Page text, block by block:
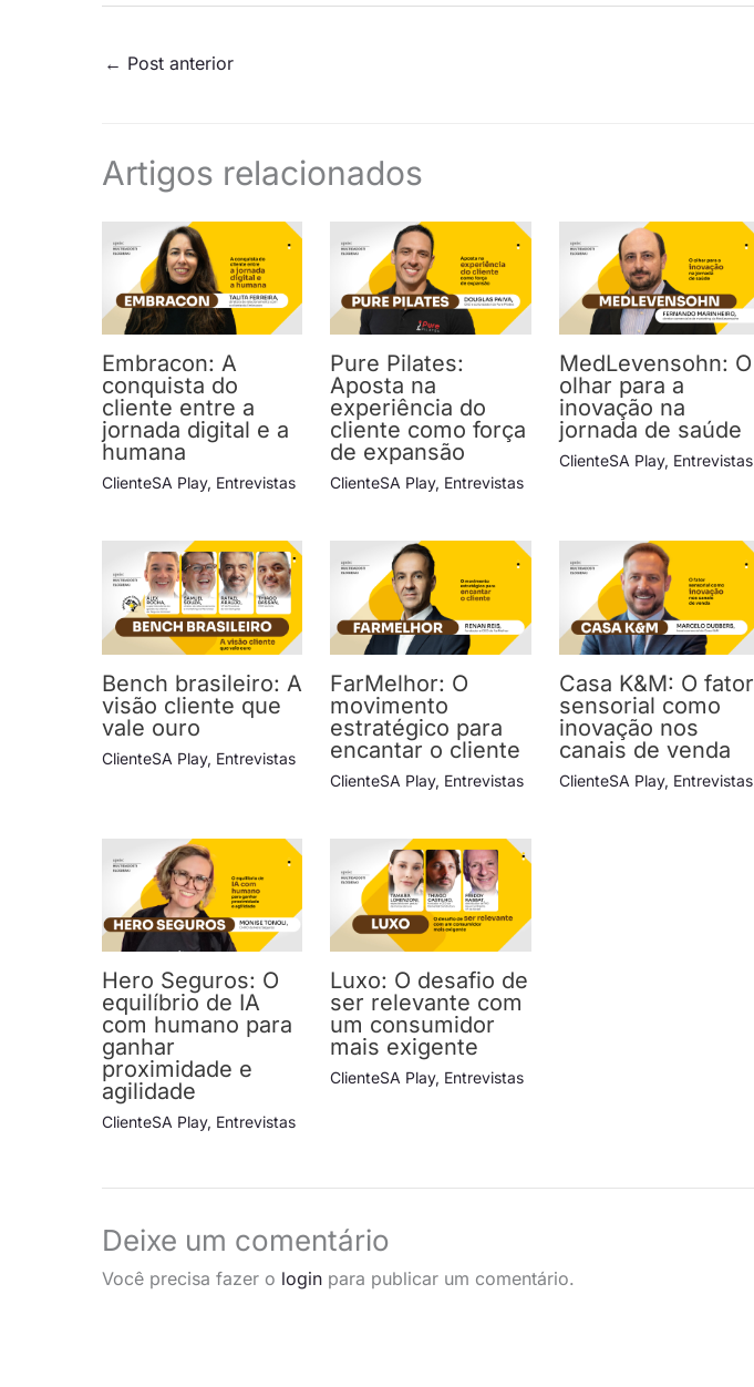
← Post anterior
Artigos relacionados
Embracon: A
conquista do
cliente entre a
jornada digital e a
humana
ClienteSA Play, Entrevistas
Pure Pilates:
Aposta na
experiência do
cliente como força
de expansão
ClienteSA Play, Entrevistas
MedLevensohn: O
olhar para a
inovação na
jornada de saúde
ClienteSA Play, Entrevistas
Bench brasileiro: A
visão cliente que
vale ouro
ClienteSA Play, Entrevistas
FarMelhor: O
movimento
estratégico para
encantar o cliente
ClienteSA Play, Entrevistas
Casa K&M: O fator
sensorial como
inovação nos
canais de venda
ClienteSA Play, Entrevistas
Hero Seguros: O
equilíbrio de IA
com humano para
ganhar
proximidade e
agilidade
ClienteSA Play, Entrevistas
Luxo: O desafio de
ser relevante com
um consumidor
mais exigente
ClienteSA Play, Entrevistas
Deixe um comentário
Você precisa fazer o login para publicar um comentário.